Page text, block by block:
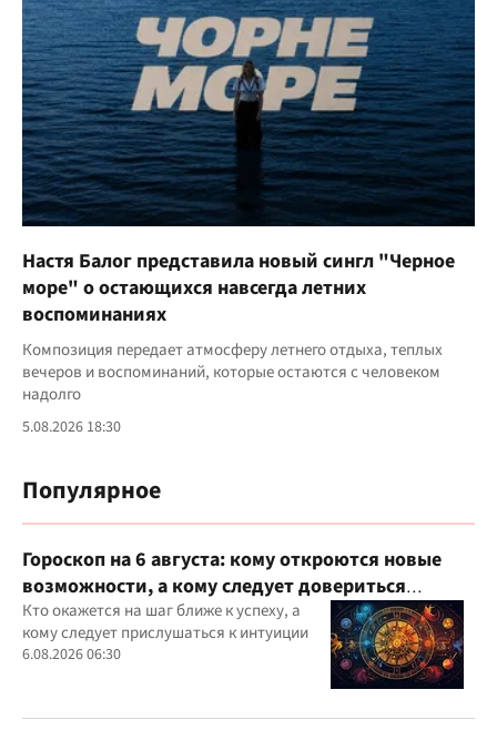
Настя Балог представила новый сингл "Черное
море" о остающихся навсегда летних
воспоминаниях
Композиция передает атмосферу летнего отдыха, теплых
вечеров и воспоминаний, которые остаются с человеком
надолго
5.08.2026 18:30
Популярное
Гороскоп на 6 августа: кому откроются новые
возможности, а кому следует довериться
интуиции
Кто окажется на шаг ближе к успеху, а
кому следует прислушаться к интуиции
6.08.2026 06:30